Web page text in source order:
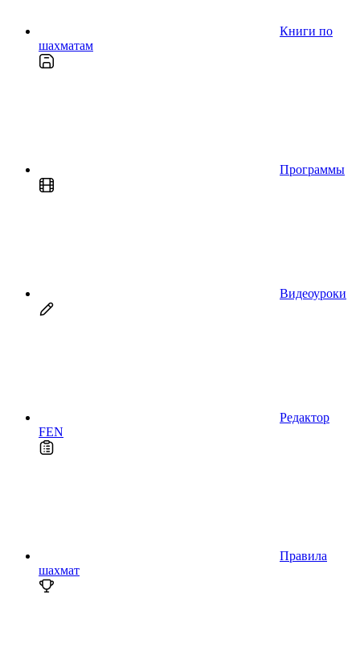
Книги по
шахматам
Программы
Видеоуроки
Редактор
FEN
Правила
шахмат